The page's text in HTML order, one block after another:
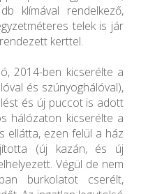
klímával rendelkező,
telek is jár
kerttel.
2014-ben kicserélte a
és szúnyoghálóval),
és új puccot is adott
hálózaton kicserélte a
ellátta, ezen felül a ház
(új kazán, és új
Végül de nem
burkolatot cserélt,